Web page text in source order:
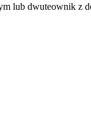
lub dwuteownik z